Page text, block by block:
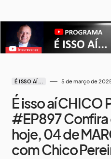
É ISSO AÍ... 5 de março de
É isso aí CHICO
#EP897
hoje, 04 de
com Chico